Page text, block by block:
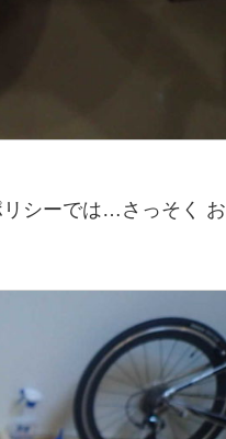
リシーでは…さっそく お